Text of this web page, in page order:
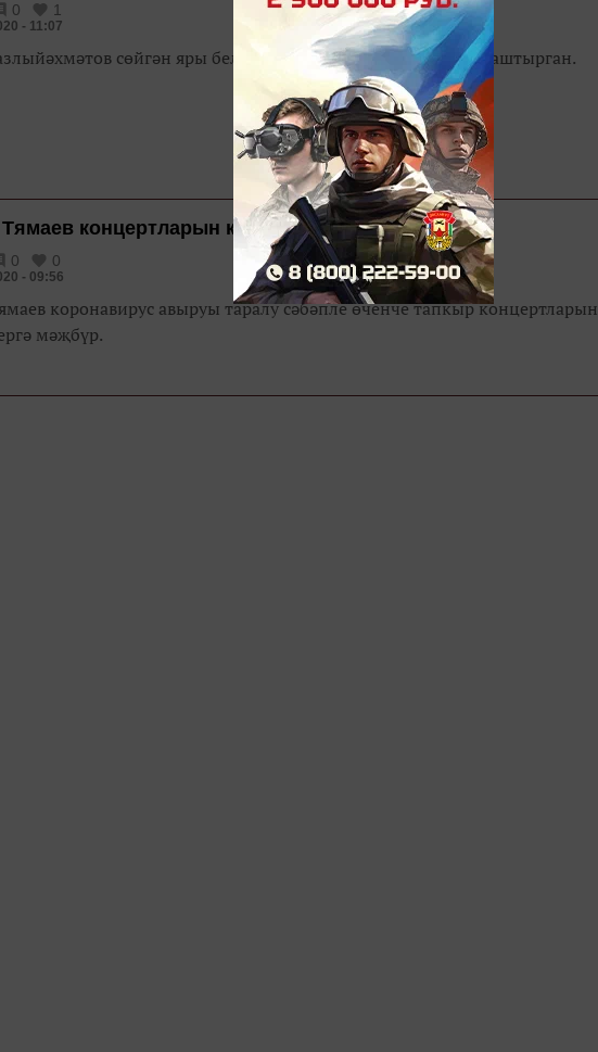
0 1
- 11:07
сөйгән яры белән инстаграм битенә фото урнаштырган.
концертларын кичектерергә мәҗбүр
0 0
- 09:56
коронавирус авыруы таралу сәбәпле өченче тапкыр концертларын
мәҗбүр.